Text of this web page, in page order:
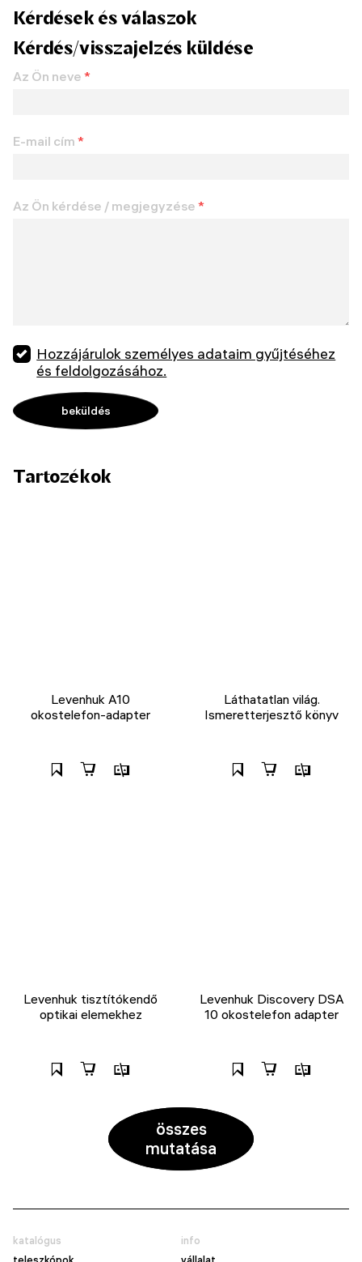
Kérdések és válaszok
Kérdés/visszajelzés küldése
Az Ön neve *
E-mail cím *
Az Ön kérdése / megjegyzése *
Hozzájárulok személyes adataim gyűjtéséhez
és feldolgozásához.
Tartozékok
Levenhuk A10
okostelefon-adapter
Láthatatlan világ.
Ismeretterjesztő könyv
Levenhuk tisztítókendő
optikai elemekhez
Levenhuk Discovery DSA
10 okostelefon adapter
összes
mutatása
katalógus
info